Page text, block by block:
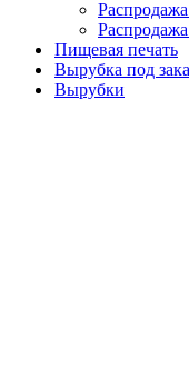
Пищевая печать
Вырубка под
Вырубки